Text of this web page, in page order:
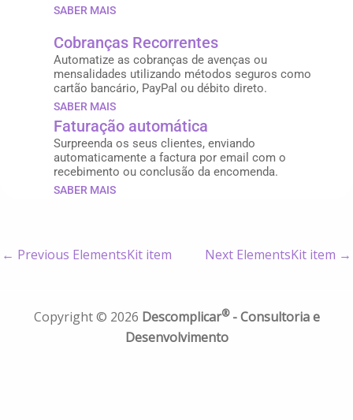
SABER MAIS
Cobranças Recorrentes
Automatize as cobranças de avenças ou
mensalidades utilizando métodos seguros como
cartão bancário, PayPal ou débito direto.
SABER MAIS
Faturação automática
Surpreenda os seus clientes, enviando
automaticamente a factura por email com o
recebimento ou conclusão da encomenda.
SABER MAIS
← Previous ElementsKit item Next ElementsKit item →
Copyright © 2026 Descomplicar®- Consultoria e
Desenvolvimento